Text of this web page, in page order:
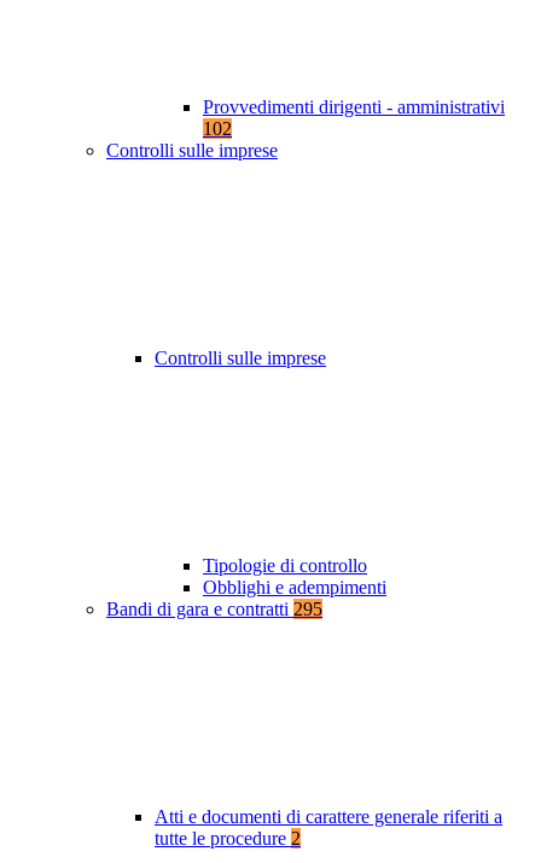
Provvedimenti dirigenti - amministrativi
102
Controlli sulle imprese
Controlli sulle imprese
Tipologie di controllo
Obblighi e adempimenti
Bandi di gara e contratti 295
Atti e documenti di carattere generale riferiti a
tutte le procedure 2